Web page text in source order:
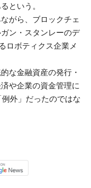
という。
がら、ブロックチェ
ン・スタンレーのデ
ロボティクス企業メ
な金融資産の発行・
や企業の資金管理に
外」だったのではな